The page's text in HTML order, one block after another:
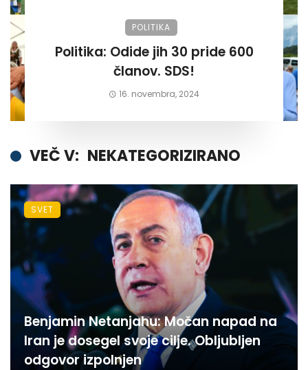
POLITIKA
Politika: Odide jih 30 pride 600
članov. SDS!
16. novembra, 2024
VEČ V: NEKATEGORIZIRANO
Benjamin Netanjahu: Močan napad na
Iran je dosegel svoje cilje. Obljubljen
odgovor izpolnjen
SVET